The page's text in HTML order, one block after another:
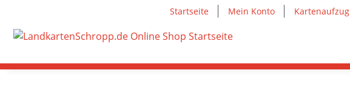
Startseite Mein Konto Kartenaufzug